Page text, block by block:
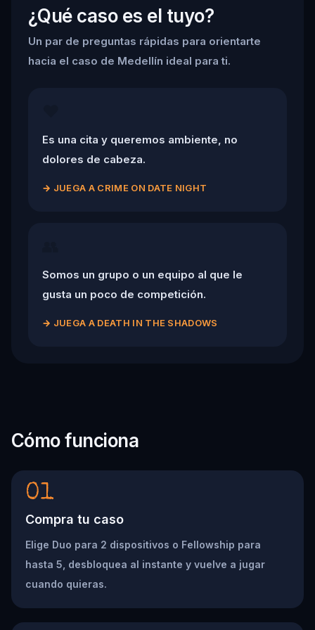
¿Qué caso es el tuyo?
Un par de preguntas rápidas para orientarte
hacia el caso de Medellín ideal para ti.
Es una cita y queremos ambiente, no
dolores de cabeza.
→ JUEGA A CRIME ON DATE NIGHT
Somos un grupo o un equipo al que le
gusta un poco de competición.
→ JUEGA A DEATH IN THE SHADOWS
Cómo funciona
01
Compra tu caso
Elige Duo para 2 dispositivos o Fellowship para
hasta 5, desbloquea al instante y vuelve a jugar
cuando quieras.